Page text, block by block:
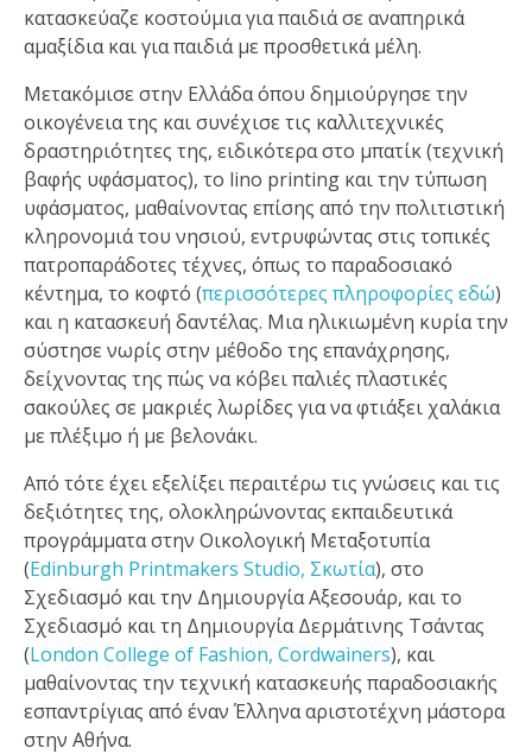
κατασκεύαζε κοστούμια για παιδιά σε αναπηρικά
αμαξίδια και για παιδιά με προσθετικά μέλη.
Μετακόμισε στην Ελλάδα όπου δημιούργησε την
οικογένεια της και συνέχισε τις καλλιτεχνικές
δραστηριότητες της, ειδικότερα στο μπατίκ (τεχνική
βαφής υφάσματος), το lino printing και την τύπωση
υφάσματος, μαθαίνοντας επίσης από την πολιτιστική
κληρονομιά του νησιού, εντρυφώντας στις τοπικές
πατροπαράδοτες τέχνες, όπως το παραδοσιακό
κέντημα, το κοφτό (περισσότερες πληροφορίες εδώ)
και η κατασκευή δαντέλας. Μια ηλικιωμένη κυρία την
σύστησε νωρίς στην μέθοδο της επανάχρησης,
δείχνοντας της πώς να κόβει παλιές πλαστικές
σακούλες σε μακριές λωρίδες για να φτιάξει χαλάκια
με πλέξιμο ή με βελονάκι.
Από τότε έχει εξελίξει περαιτέρω τις γνώσεις και τις
δεξιότητες της, ολοκληρώνοντας εκπαιδευτικά
προγράμματα στην Οικολογική Μεταξοτυπία
(Edinburgh Printmakers Studio, Σκωτία), στο
Σχεδιασμό και την Δημιουργία Αξεσουάρ, και το
Σχεδιασμό και τη Δημιουργία Δερμάτινης Τσάντας
(London College of Fashion, Cordwainers), και
μαθαίνοντας την τεχνική κατασκευής παραδοσιακής
εσπαντρίγιας από έναν Έλληνα αριστοτέχνη μάστορα
στην Αθήνα.